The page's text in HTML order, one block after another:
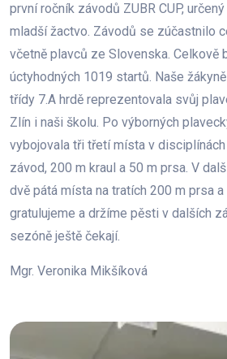
první ročník závodů ZUBR CUP,
mladší žactvo. Závodů se zúčastnilo
včetně plavců ze Slovenska. Celkově
úctyhodných 1019 startů. Naše
třídy 7.A hrdě reprezentovala svůj
Zlín i naši školu. Po výborných
vybojovala tři třetí místa v
závod, 200 m kraul a 50 m prsa. V
dvě pátá místa na tratích 200 m prsa
gratulujeme a držíme pěsti v dalších
sezóně ještě čekají.
Mgr. Veronika Mikšíková